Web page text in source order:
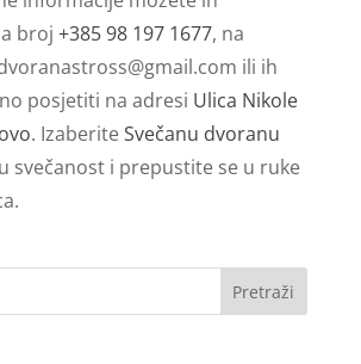
broj +385 98 197 1677, na
ili ih
posjetiti na adresi Ulica Nikole
. IzaberiteSvečanu dvoranu
svečanost i prepustite se u ruke